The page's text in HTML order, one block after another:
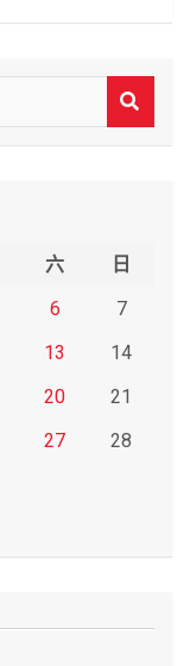
六
日
6
7
13
14
20
21
27
28